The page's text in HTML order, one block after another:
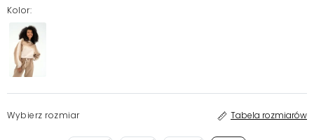
Kolor:
Wybierz rozmiar Tabela rozmiarów